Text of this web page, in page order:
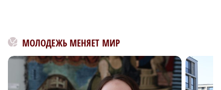
МОЛОДЕЖЬ МЕНЯЕТ МИР